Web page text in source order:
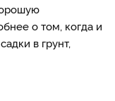
о том, когда и
в грунт,